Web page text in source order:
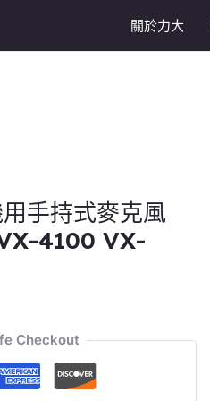
關於力大
手持式麥克風
4100 VX-
Checkout